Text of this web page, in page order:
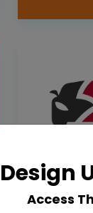
Design
Access